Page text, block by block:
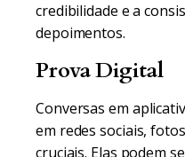
credibilidade e a
depoimentos.
Prova Digital
Conversas em
em redes sociais,
cruciais. Elas podem